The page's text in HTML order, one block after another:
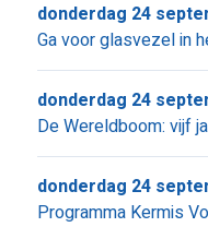
Ga voor glasvezel in
donderdag 24
De Wereldboom: vijf
donderdag 24
Programma Kermis
donderdag 24